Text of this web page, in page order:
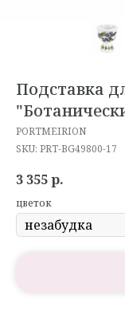
Подставка
PORTMEIRION
SKU: PRT-BG49800-17
3 355р.
цветок